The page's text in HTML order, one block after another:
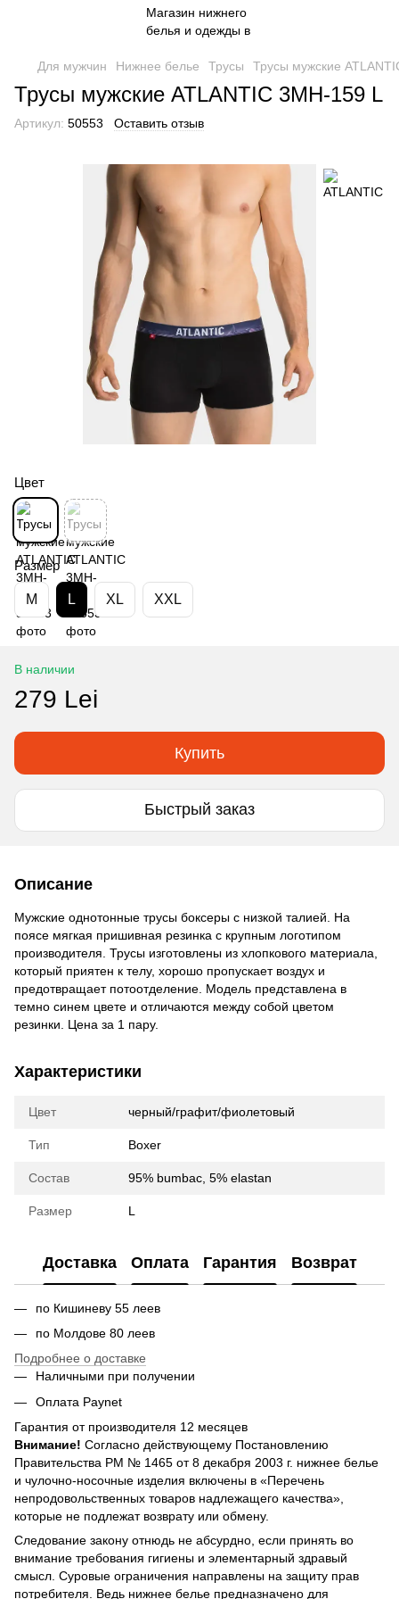
Для мужчин Нижнее белье Трусы Трусы мужские
Трусы мужские ATLANTIC 3MH-159 L
Артикул: 50553 Оставить отзыв
Цвет
Размер
M L XL XXL
В наличии
279 Lei
Купить
Быстрый заказ
Описание
Мужские однотонные трусы боксеры с низкой талией. На
поясе мягкая пришивная резинка с крупным логотипом
производителя. Трусы изготовлены из хлопкового материала,
который приятен к телу, хорошо пропускает воздух и
предотвращает потоотделение. Модель представлена в
темно синем цвете и отличаются между собой цветом
резинки. Цена за 1 пару.
Характеристики
Цвет черный/графит/фиолетовый
Тип Boxer
Состав 95% bumbac, 5% elastan
Размер L
Доставка Оплата Гарантия Возврат
по Кишиневу 55 леев
по Молдове 80 леев
Подробнее о доставке
Наличными при получении
Оплата Paynet
Гарантия от производителя 12 месяцев
Внимание! Согласно действующему Постановлению
Правительства РМ № 1465 от 8 декабря 2003 г. нижнее белье
и чулочно-носочные изделия включены в «Перечень
непродовольственных товаров надлежащего качества»,
которые не подлежат возврату или обмену.
Следование закону отнюдь не абсурдно, если принять во
внимание требования гигиены и элементарный здравый
смысл. Суровые ограничения направлены на защиту прав
потребителя. Ведь нижнее белье предназначено для